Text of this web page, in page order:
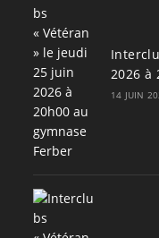
2026 à
14 JUIN